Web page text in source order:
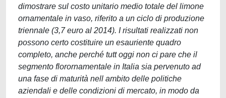
dimostrare sul costo unitario medio totale del limone
ornamentale in vaso, riferito a un ciclo di produzione
triennale (3,7 euro al 2014). I risultati realizzati non
possono certo costituire un esauriente quadro
completo, anche perché tutt oggi non ci pare che il
segmento florornamentale in Italia sia pervenuto ad
una fase di maturità nell ambito delle politiche
aziendali e delle condizioni di mercato, in modo da